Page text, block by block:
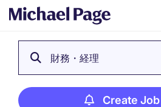
財務・経理
Create